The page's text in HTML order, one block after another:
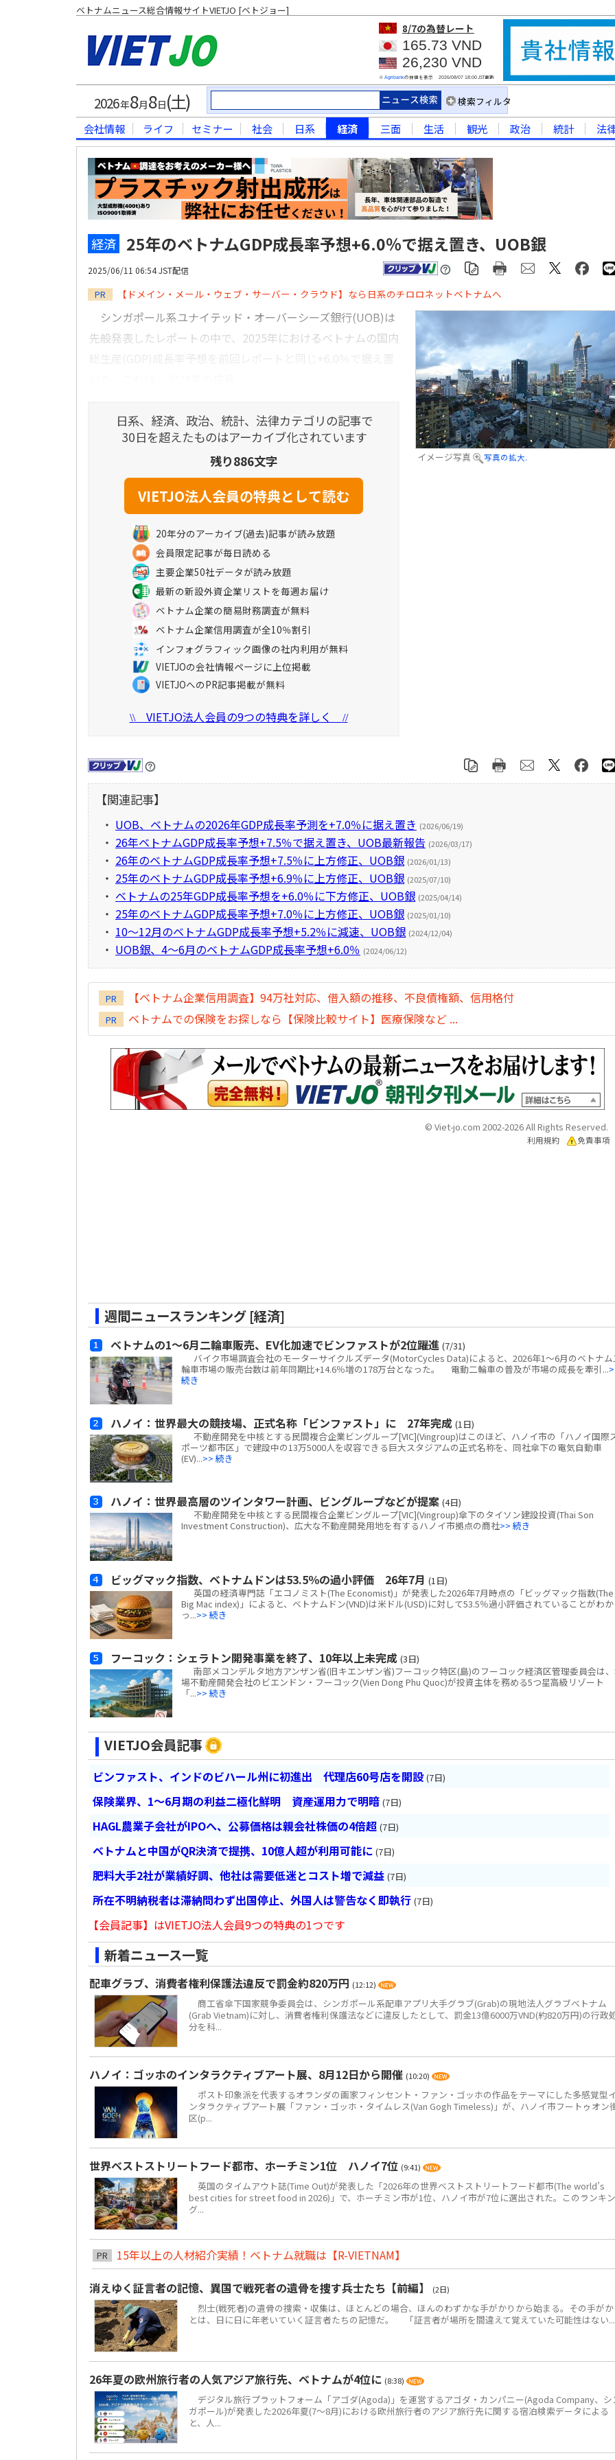
ベトナムニュース総合情報サイトVIETJO [ベトジョー]
8/7の為替レート
165.73 VND
26,230 VND
※ Agribankの仲値を表示 2026/08/07 18:00JST更新
2026年8月8日(土) 検索フィルタ
会社情報 ライフ セミナー 社会 日系 経済 三面 生活 観光 政治 統計 法
経済 25年のベトナムGDP成長率予想+6.0％で据え置き、UOB銀
2025/06/11 06:54 JST配信
PR 【ドメイン・メール・ウェブ・サーバー・クラウド】なら日系のチロロネットベトナムへ
イメージ写真 写真の拡大.
シンガポール系ユナイテッド・オーバーシーズ銀行(UOB)は
先般発表したレポートの中で、2025年におけるベトナムの国内
日系、経済、政治、統計、法律カテゴリの記事で
30日を超えたものはアーカイブ化されています
残り886文字
20年分のアーカイブ(過去)記事が読み放題
会員限定記事が毎日読める
主要企業50社データが読み放題
最新の新設外資企業リストを毎週お届け
ベトナム企業の簡易財務調査が無料
ベトナム企業信用調査が全10％割引
インフォグラフィック画像の社内利用が無料
VIETJOの会社情報ページに上位掲載
VIETJOへのPR記事掲載が無料
\\VIETJO法人会員の9つの特典を詳しく //
【関連記事】
・ UOB、ベトナムの2026年GDP成長率予測を+7.0％に据え置き (2026/06/19)
・ 26年ベトナムGDP成長率予想+7.5％で据え置き、UOB最新報告 (2026/03/17)
・ 26年のベトナムGDP成長率予想+7.5％に上方修正、UOB銀 (2026/01/13)
・ 25年のベトナムGDP成長率予想+6.9％に上方修正、UOB銀 (2025/07/10)
・ ベトナムの25年GDP成長率予想を+6.0％に下方修正、UOB銀 (2025/04/14)
・ 25年のベトナムGDP成長率予想+7.0％に上方修正、UOB銀 (2025/01/10)
・ 10～12月のベトナムGDP成長率予想+5.2％に減速、UOB銀 (2024/12/04)
・ UOB銀、4～6月のベトナムGDP成長率予想+6.0％ (2024/06/12)
PR 【ベトナム企業信用調査】94万社対応、借入額の推移、不良債権額、信用格付
PR ベトナムでの保険をお探しなら【保険比較サイト】医療保険など ...
© Viet-jo.com 2002-2026 All Rights Reserved.
利用規約 免責事項
週間ニュースランキング [経済]
ベトナムの1～6月二輪車販売、EV化加速でビンファストが2位躍進 (7/31)
バイク市場調査会社のモーターサイクルズデータ(MotorCycles Data)によると、2026年1～6月のベトナ
輪車市場の販売台数は前年同期比+14.6％増の178万台となった。 電動二輪車の普及が市場の成長を牽引...
続き
ハノイ：世界最大の競技場、正式名称「ビンファスト」に 27年完成 (1日)
不動産開発を中核とする民間複合企業ビングループ[VIC](Vingroup)はこのほど、ハノイ市の「ハノイ国際
ポーツ都市区」で建設中の13万5000人を収容できる巨大スタジアムの正式名称を、同社傘下の電気自動車
(EV)...>> 続き
ハノイ：世界最高層のツインタワー計画、ビングループなどが提案 (4日)
不動産開発を中核とする民間複合企業ビングループ[VIC](Vingroup)傘下のタイソン建設投資(Thai Son
Investment Construction)、広大な不動産開発用地を有するハノイ市拠点の商社>> 続き
ビッグマック指数、ベトナムドンは53.5％の過小評価 26年7月 (1日)
英国の経済専門誌「エコノミスト(The Economist)」が発表した2026年7月時点の「ビッグマック指数(The
Big Mac index)」によると、ベトナムドン(VND)は米ドル(USD)に対して53.5％過小評価されていることがわか
っ...>> 続き
フーコック：シェラトン開発事業を終了、10年以上未完成 (3日)
南部メコンデルタ地方アンザン省(旧キエンザン省)フーコック特区(島)のフーコック経済区管理委員会は
場不動産開発会社のビエンドン・フーコック(Vien Dong Phu Quoc)が投資主体を務める5つ星高級リゾート
「...>> 続き
VIETJO会員記事
ビンファスト、インドのビハール州に初進出 代理店60号店を開設 (7日)
保険業界、1～6月期の利益二極化鮮明 資産運用力で明暗 (7日)
HAGL農業子会社がIPOへ、公募価格は親会社株価の4倍超 (7日)
ベトナムと中国がQR決済で提携、10億人超が利用可能に (7日)
肥料大手2社が業績好調、他社は需要低迷とコスト増で減益 (7日)
所在不明納税者は滞納問わず出国停止、外国人は警告なく即執行 (7日)
【会員記事】はVIETJO法人会員9つの特典の1つです
新着ニュース一覧
配車グラブ、消費者権利保護法違反で罰金約820万円 (12:12)
商工省傘下国家競争委員会は、シンガポール系配車アプリ大手グラブ(Grab)の現地法人グラブベトナム
(Grab Vietnam)に対し、消費者権利保護法などに違反したとして、罰金13億6000万VND(約820万円)の行政
分を科...
ハノイ：ゴッホのインタラクティブアート展、8月12日から開催 (10:20)
ポスト印象派を代表するオランダの画家フィンセント・ファン・ゴッホの作品をテーマにした多感覚型
ンタラクティブアート展「ファン・ゴッホ・タイムレス(Van Gogh Timeless)」が、ハノイ市フートゥオン
区(p...
世界ベストストリートフード都市、ホーチミン1位 ハノイ7位 (9:41)
英国のタイムアウト誌(Time Out)が発表した「2026年の世界ベストストリートフード都市(The world’s
best cities for street food in 2026)」で、ホーチミン市が1位、ハノイ市が7位に選出された。このランキン
グ...
PR
15年以上の人材紹介実績！ベトナム就職は【R-VIETNAM】
消えゆく証言者の記憶、異国で戦死者の遺骨を捜す兵士たち【前編】
(2日)
烈士(戦死者)の遺骨の捜索・収集は、ほとんどの場合、ほんのわずかな手がかりから始まる。その手が
とは、日に日に年老いていく証言者たちの記憶だ。 「証言者が場所を間違えて覚えていた可能性はない...
26年夏の欧州旅行者の人気アジア旅行先、ベトナムが4位に (8:38)
デジタル旅行プラットフォーム「アゴダ(Agoda)」を運営するアゴダ・カンパニー(Agoda Company、シ
ガポール)が発表した2026年夏(7～8月)における欧州旅行者のアジア旅行先に関する宿泊検索データによる
と、人...